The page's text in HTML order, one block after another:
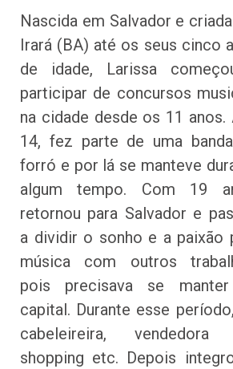
Nascida em Salvador e
Irará (BA) até os seus cinco
de idade, Larissa
participar de concursos
na cidade desde os 11 anos.
14, fez parte de uma
forró e por lá se manteve
algum tempo. Com 19
retornou para Salvador e
a dividir o sonho e a paixão
música com outros
pois precisava se
capital. Durante esse
cabeleireira, vendedora
shopping etc. Depois